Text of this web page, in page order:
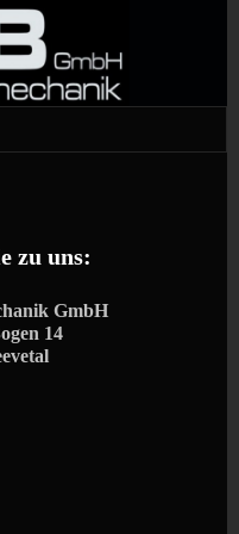
zu uns:
GmbH
14